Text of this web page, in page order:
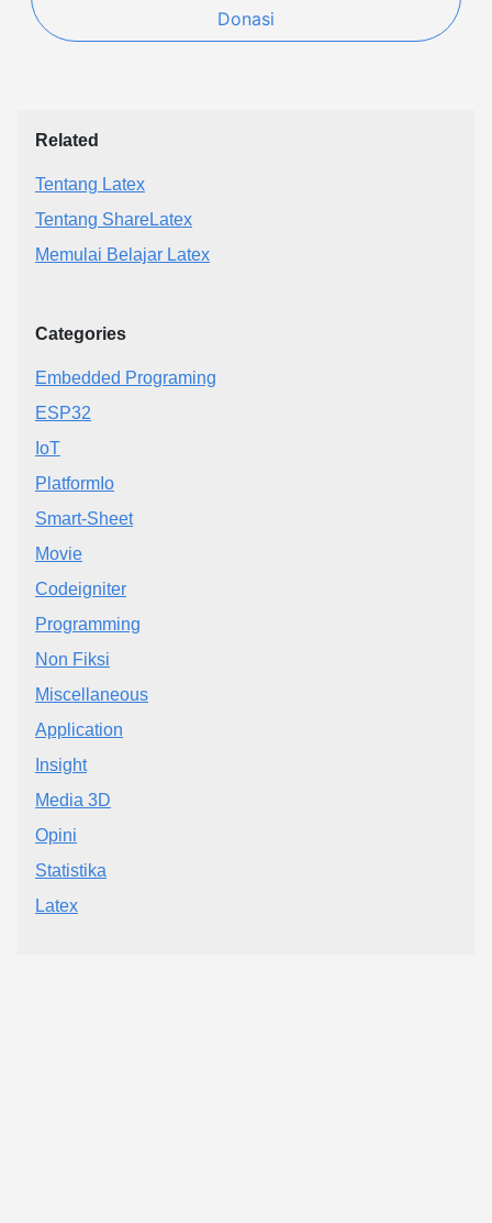
Donasi
Related
Tentang Latex
Tentang ShareLatex
Memulai Belajar Latex
Categories
Embedded Programing
ESP32
IoT
PlatformIo
Smart-Sheet
Movie
Codeigniter
Programming
Non Fiksi
Miscellaneous
Application
Insight
Media 3D
Opini
Statistika
Latex